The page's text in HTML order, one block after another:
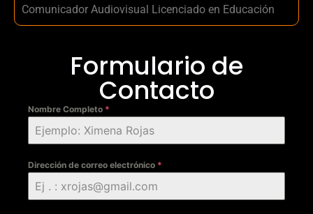
Comunicador Audiovisual Licenciado en Educación
Formulario de
Contacto
Nombre Completo *
Dirección de correo electrónico *